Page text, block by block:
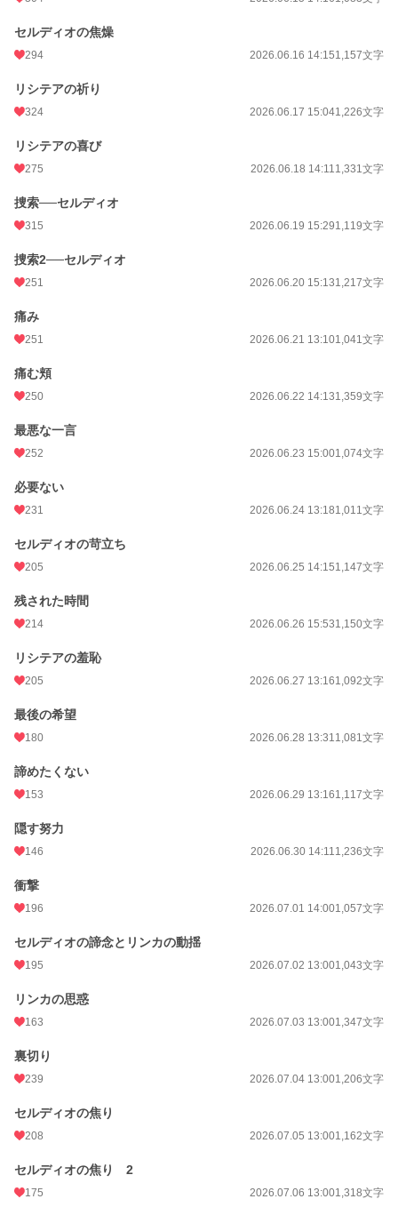
セルディオの焦燥
294 2026.06.16 14:151,157文字
リシテアの祈り
324 2026.06.17 15:041,226文字
リシテアの喜び
275 2026.06.18 14:111,331文字
捜索──セルディオ
315 2026.06.19 15:291,119文字
捜索2──セルディオ
251 2026.06.20 15:131,217文字
痛み
251 2026.06.21 13:101,041文字
痛む頬
250 2026.06.22 14:131,359文字
最悪な一言
252 2026.06.23 15:001,074文字
必要ない
231 2026.06.24 13:181,011文字
セルディオの苛立ち
205 2026.06.25 14:151,147文字
残された時間
214 2026.06.26 15:531,150文字
リシテアの羞恥
205 2026.06.27 13:161,092文字
最後の希望
180 2026.06.28 13:311,081文字
諦めたくない
153 2026.06.29 13:161,117文字
隠す努力
146 2026.06.30 14:111,236文字
衝撃
196 2026.07.01 14:001,057文字
セルディオの諦念とリンカの動揺
195 2026.07.02 13:001,043文字
リンカの思惑
163 2026.07.03 13:001,347文字
裏切り
239 2026.07.04 13:001,206文字
セルディオの焦り
208 2026.07.05 13:001,162文字
セルディオの焦り 2
175 2026.07.06 13:001,318文字